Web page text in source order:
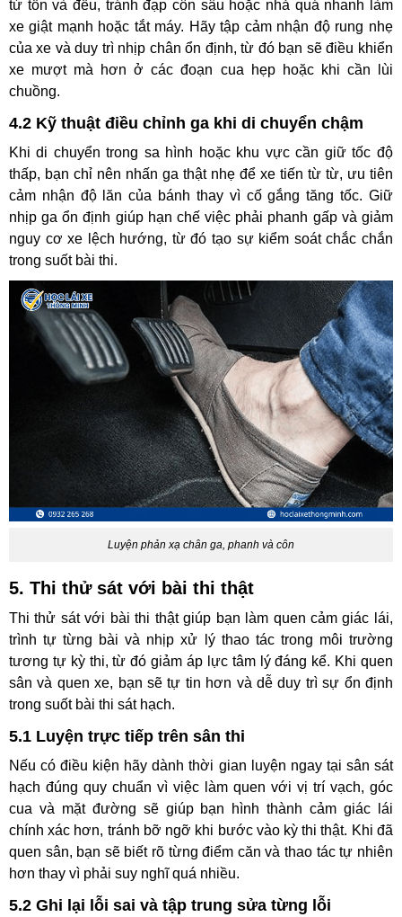
từ tốn và đều, tránh đạp côn sâu hoặc nhả quá nhanh làm
xe giật mạnh hoặc tắt máy. Hãy tập cảm nhận độ rung nhẹ
của xe và duy trì nhịp chân ổn định, từ đó bạn sẽ điều khiển
xe mượt mà hơn ở các đoạn cua hẹp hoặc khi cần lùi
chuồng.
4.2 Kỹ thuật điều chỉnh ga khi di chuyển chậm
Khi di chuyển trong sa hình hoặc khu vực cần giữ tốc độ
thấp, bạn chỉ nên nhấn ga thật nhẹ để xe tiến từ từ, ưu tiên
cảm nhận độ lăn của bánh thay vì cố gắng tăng tốc. Giữ
nhịp ga ổn định giúp hạn chế việc phải phanh gấp và giảm
nguy cơ xe lệch hướng, từ đó tạo sự kiểm soát chắc chắn
trong suốt bài thi.
Luyện phản xạ chân ga, phanh và côn
5. Thi thử sát với bài thi thật
Thi thử sát với bài thi thật giúp bạn làm quen cảm giác lái,
trình tự từng bài và nhịp xử lý thao tác trong môi trường
tương tự kỳ thi, từ đó giảm áp lực tâm lý đáng kể. Khi quen
sân và quen xe, bạn sẽ tự tin hơn và dễ duy trì sự ổn định
trong suốt bài thi sát hạch.
5.1 Luyện trực tiếp trên sân thi
Nếu có điều kiện hãy dành thời gian luyện ngay tại sân sát
hạch đúng quy chuẩn vì việc làm quen với vị trí vạch, góc
cua và mặt đường sẽ giúp bạn hình thành cảm giác lái
chính xác hơn, tránh bỡ ngỡ khi bước vào kỳ thi thật. Khi đã
quen sân, bạn sẽ biết rõ từng điểm căn và thao tác tự nhiên
hơn thay vì phải suy nghĩ quá nhiều.
5.2 Ghi lại lỗi sai và tập trung sửa từng lỗi